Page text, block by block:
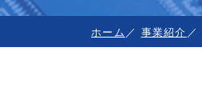
ホーム 事業紹介